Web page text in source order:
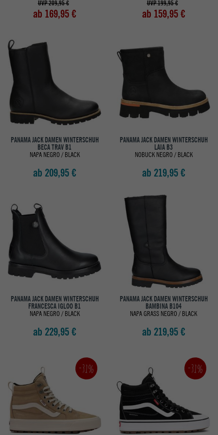
UVP 209,95 €
ab 169,95 €
UVP 199,95 €
ab 159,95 €
PANAMA JACK DAMEN WINTERSCHUH
BECA TRAV B1
NAPA NEGRO / BLACK
ab 209,95 €
PANAMA JACK DAMEN WINTERSCHUH
LAIA B3
NOBUCK NEGRO / BLACK
ab 219,95 €
PANAMA JACK DAMEN WINTERSCHUH
FRANCESCA IGLOO B1
NAPA NEGRO / BLACK
ab 229,95 €
PANAMA JACK DAMEN WINTERSCHUH
BAMBINA B104
NAPA GRASS NEGRO / BLACK
ab 219,95 €
-31% -31%